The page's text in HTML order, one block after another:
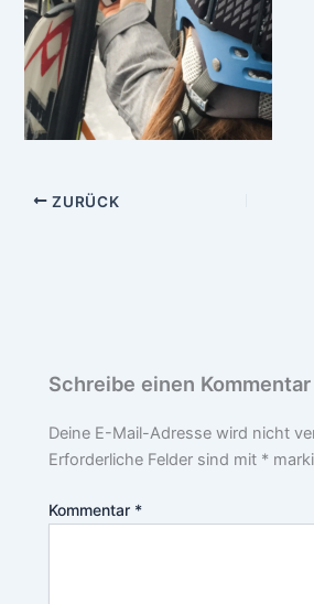
ZURÜCK
Schreibe einen Kommentar
Deine E-Mail-Adresse wird nicht
Erforderliche Felder sind mit *
Kommentar *